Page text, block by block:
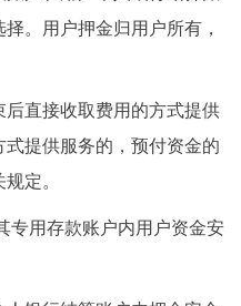
。用户押金归用户所有，
直接收取费用的方式提供
提供服务的，预付资金的
定。
用存款账户内用户资金安